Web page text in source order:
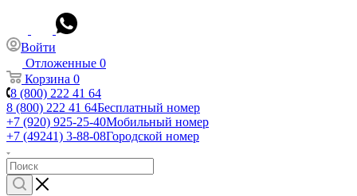
Войти
Отложенные 0
Корзина 0
8 (800) 222 41 64
8 (800) 222 41 64Бесплатный номер
+7 (920) 925-25-40Мобильный номер
+7 (49241) 3-88-08Городской номер